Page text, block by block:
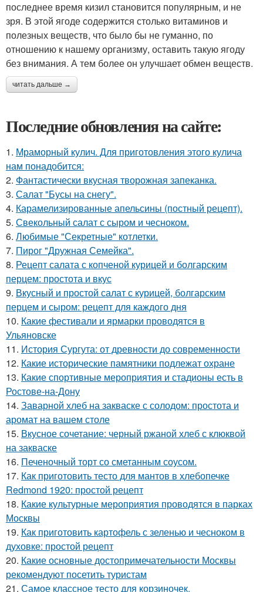
последнее время кизил становится популярным, и не
зря. В этой ягоде содержится столько витаминов и
полезных веществ, что было бы не гуманно, по
отношению к нашему организму, оставить такую ягоду
без внимания. А тем более он улучшает обмен веществ.
читать дальше →
Последние обновления на сайте:
1. Мраморный кулич. Для приготовления этого кулича
нам понадобится:
2. Фантастически вкусная творожная запеканка.
3. Салат "Бусы на снегу".
4. Карамелизированные апельсины (постный рецепт).
5. Свекольный салат с сыром и чесноком.
6. Любимые "Секретные" котлетки.
7. Пирог "Дружная Семейка".
8. Рецепт салата с копченой курицей и болгарским
перцем: простота и вкус
9. Вкусный и простой салат с курицей, болгарским
перцем и сыром: рецепт для каждого дня
10. Какие фестивали и ярмарки проводятся в
Ульяновске
11. История Сургута: от древности до современности
12. Какие исторические памятники подлежат охране
13. Какие спортивные мероприятия и стадионы есть в
Ростове-на-Дону
14. Заварной хлеб на закваске с солодом: простота и
аромат на вашем столе
15. Вкусное сочетание: черный ржаной хлеб с клюквой
на закваске
16. Печеночный торт со сметанным соусом.
17. Как приготовить тесто для мантов в хлебопечке
Redmond 1920: простой рецепт
18. Какие культурные мероприятия проводятся в парках
Москвы
19. Как приготовить картофель с зеленью и чесноком в
духовке: простой рецепт
20. Какие основные достопримечательности Москвы
рекомендуют посетить туристам
21. Самое классное тесто для корзиночек.